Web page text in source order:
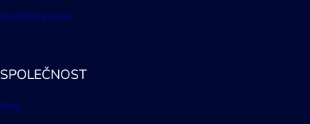
Investiční proces
SPOLEČNOST
Mise